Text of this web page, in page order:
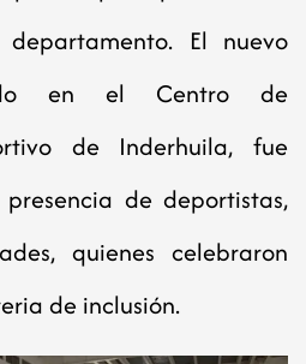
El nuevo
en el Centro de
de Inderhuila, fue
de deportistas,
quienes celebraron
de inclusión.